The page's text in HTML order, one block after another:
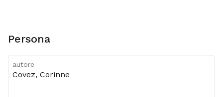
Persona
autore
Covez, Corinne